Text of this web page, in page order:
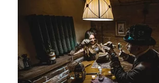
Что привезти (сувениры)
О регионе
Коллекция впечатлений
Другие рубрики